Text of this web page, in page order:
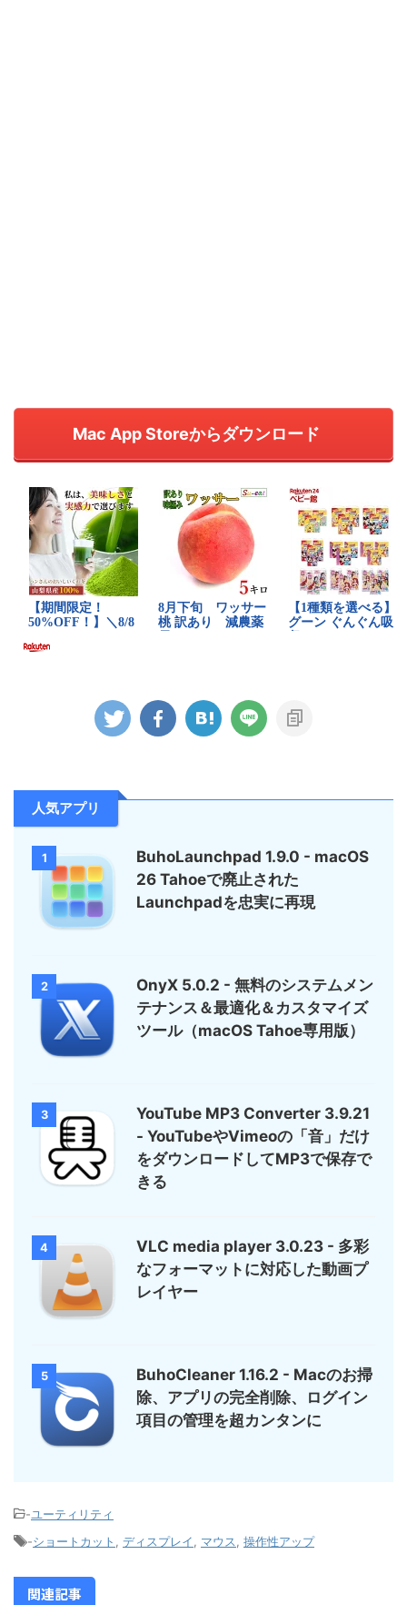
Mac App Storeからダウンロード
人気アプリ
1
BuhoLaunchpad 1.9.0 - macOS
26 Tahoeで廃止された
Launchpadを忠実に再現
2
OnyX 5.0.2 - 無料のシステムメン
テナンス＆最適化＆カスタマイズ
ツール（macOS Tahoe専用版）
3
YouTube MP3 Converter 3.9.21
- YouTubeやVimeoの「音」だけ
をダウンロードしてMP3で保存で
きる
4
VLC media player 3.0.23 - 多彩
なフォーマットに対応した動画プ
レイヤー
5
BuhoCleaner 1.16.2 - Macのお掃
除、アプリの完全削除、ログイン
項目の管理を超カンタンに
-ユーティリティ
-ショートカット ディスプレイ マウス 操作性アップ
関連記事